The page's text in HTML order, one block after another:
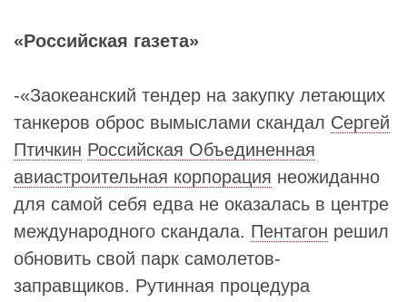
«Российская газета»
-«Заокеанский тендер на закупку летающих
танкеров оброс вымыслами скандал Сергей
Птичкин Российская Объединенная
авиастроительная корпорация неожиданно
для самой себя едва не оказалась в центре
международного скандала. Пентагон решил
обновить свой парк самолетов-
заправщиков. Рутинная процедура